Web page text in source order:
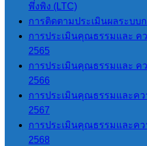
พึ่งพิง (LTC)
การติดตามประเมินผลระบบ
การประเมินคุณธรรมและ ค
2565
การประเมินคุณธรรมและ ค
2566
การประเมินคุณธรรมและคว
2567
การประเมินคุณธรรมและคว
2568
บรรเทาสาธารณภัย ลงพื้นที่
อำนวยความสะดวกการ
จราจร บริเวณหน้าโรงเรียน
อนุบาลปางมะผ้าและบริเวณ
หน้าศูนย์พัฒนาเด็กเล็กบ้าน
สบป่อง เพื่อเป็นการลดการ
จราจรติดขัดและป้องกันการ
เกิดอุบัติเหตุในบริเวณดัง
กล่าว